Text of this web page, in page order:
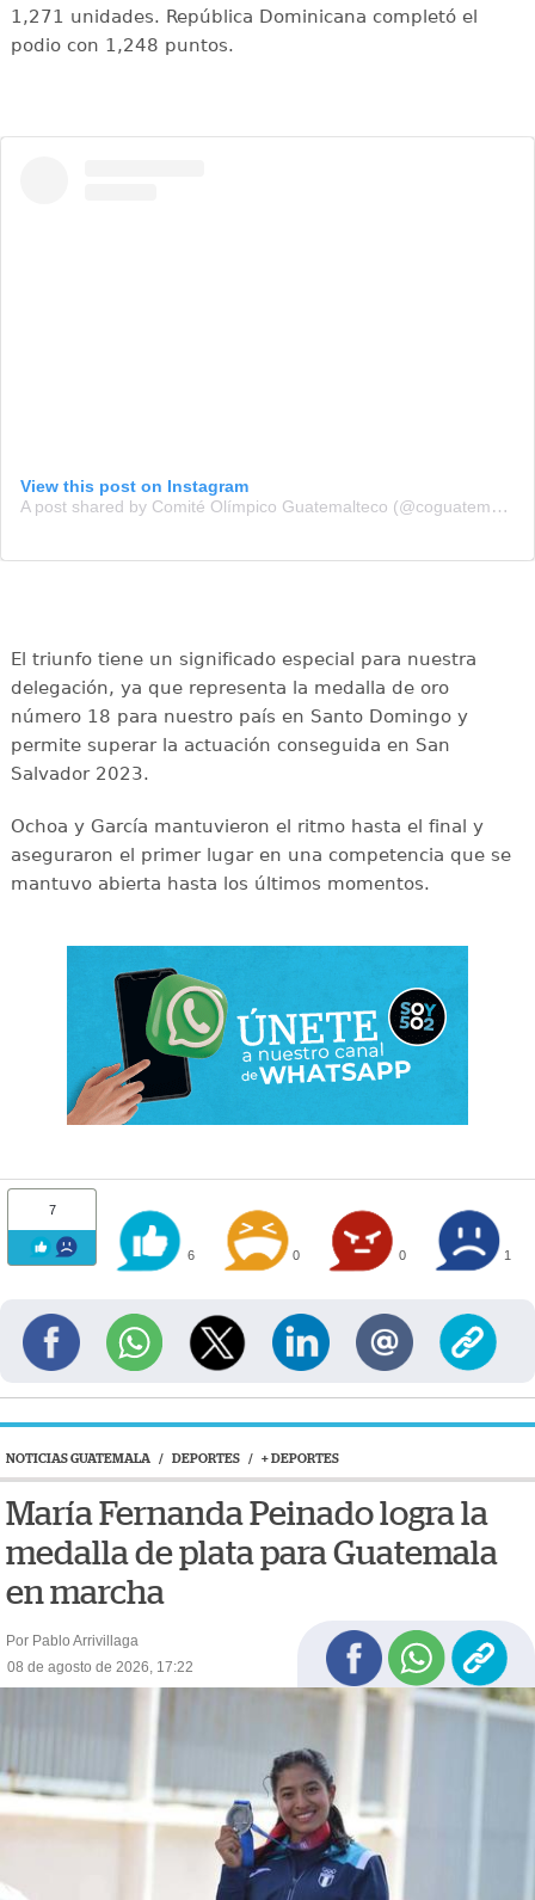
1,271 unidades. República Dominicana completó el
podio con 1,248 puntos.
View this post on Instagram
A post shared by Comité Olímpico Guatemalteco (@coguatemalteco)
El triunfo tiene un significado especial para nuestra
delegación, ya que representa la medalla de oro
número 18 para nuestro país en Santo Domingo y
permite superar la actuación conseguida en San
Salvador 2023.
Ochoa y García mantuvieron el ritmo hasta el final y
aseguraron el primer lugar en una competencia que se
mantuvo abierta hasta los últimos momentos.
7
6 0 0 1
NOTICIAS GUATEMALA / DEPORTES / + DEPORTES
María Fernanda Peinado logra la
medalla de plata para Guatemala
en marcha
Por Pablo Arrivillaga
08 de agosto de 2026, 17:22